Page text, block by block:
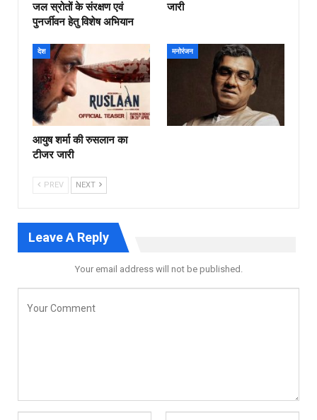
जल स्रोतों के संरक्षण एवं
पुनर्जीवन हेतु विशेष अभियान
जारी
देश
आयुष शर्मा की रुसलान का
टीजर जारी
मनोरंजन
PREV NEXT
Leave A Reply
Your email address will not be published.